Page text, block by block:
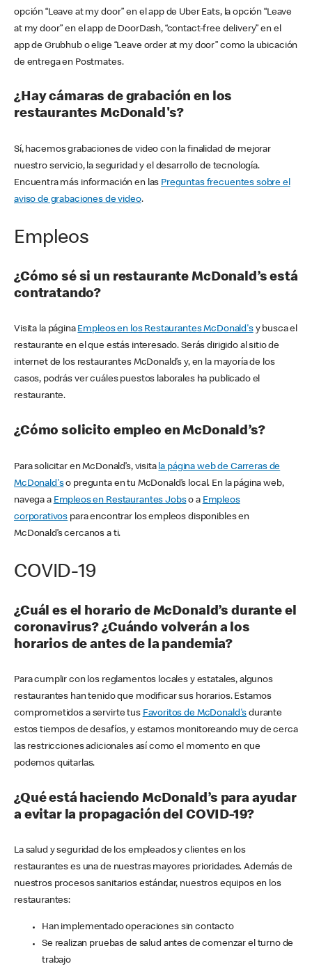
opción “Leave at my door” en el app de Uber Eats, la opción “Leave
at my door” en el app de DoorDash, “contact-free delivery” en el
app de Grubhub o elige “Leave order at my door” como la ubicación
de entrega en Postmates.
¿Hay cámaras de grabación en los
restaurantes McDonald's?
Sí, hacemos grabaciones de video con la finalidad de mejorar
nuestro servicio, la seguridad y el desarrollo de tecnología.
Encuentra más información en las Preguntas frecuentes sobre el
aviso de grabaciones de video.
Empleos
¿Cómo sé si un restaurante McDonald’s está
contratando?
Visita la página Empleos en los Restaurantes McDonald'sy busca el
restaurante en el que estás interesado. Serás dirigido al sitio de
internet de los restaurantes McDonald’s y, en la mayoría de los
casos, podrás ver cuáles puestos laborales ha publicado el
restaurante.
¿Cómo solicito empleo en McDonald’s?
Para solicitar en McDonald’s, visita la página web de Carreras de
McDonald'so pregunta en tu McDonald’s local. En la página web,
navega a Empleos en Restaurantes Jobso a Empleos
corporativos para encontrar los empleos disponibles en
McDonald’s cercanos a ti.
COVID-19
¿Cuál es el horario de McDonald’s durante el
coronavirus? ¿Cuándo volverán a los
horarios de antes de la pandemia?
Para cumplir con los reglamentos locales y estatales, algunos
restaurantes han tenido que modificar sus horarios. Estamos
comprometidos a servirte tus Favoritos de McDonald's durante
estos tiempos de desafíos, y estamos monitoreando muy de cerca
las restricciones adicionales así como el momento en que
podemos quitarlas.
¿Qué está haciendo McDonald’s para ayudar
a evitar la propagación del COVID-19?
La salud y seguridad de los empleados y clientes en los
restaurantes es una de nuestras mayores prioridades. Además de
nuestros procesos sanitarios estándar, nuestros equipos en los
restaurantes:
Han implementado operaciones sin contacto
Se realizan pruebas de salud antes de comenzar el turno de
trabajo